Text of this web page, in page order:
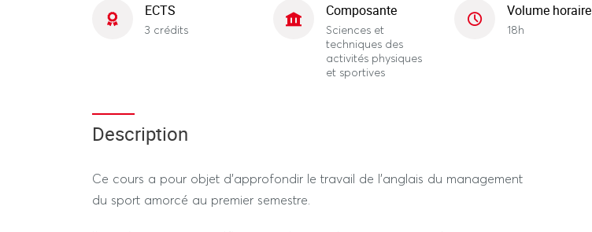
ECTS
3 crédits
Composante
Sciences et
techniques des
activités physiques
et sportives
Volume horaire
18h
Description
Ce cours a pour objet d’approfondir le travail de l’anglais du management
du sport amorcé au premier semestre.